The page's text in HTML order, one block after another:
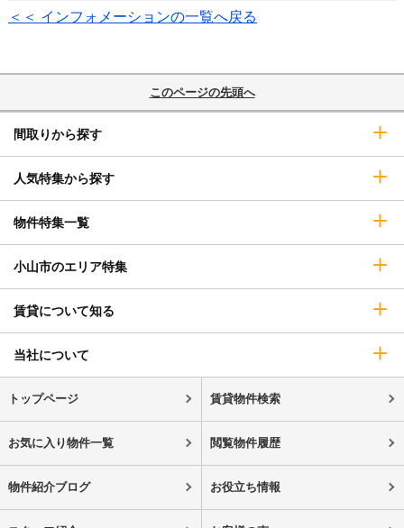
＜＜ インフォメーションの一覧へ戻る
このページの先頭へ
間取りから探す
人気特集から探す
物件特集一覧
小山市のエリア特集
賃貸について知る
当社について
トップページ 賃貸物件検索
お気に入り物件一覧 閲覧物件履歴
物件紹介ブログ お役立ち情報